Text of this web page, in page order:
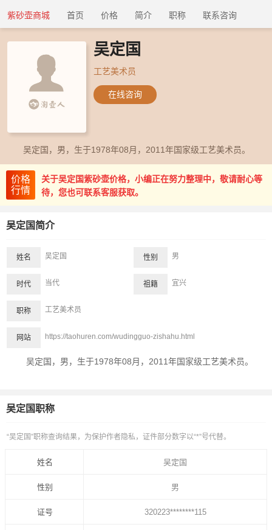
紫砂壶商城 首页 价格 简介 职称 联系咨询
吴定国
工艺美术员
在线咨询
吴定国，男，生于1978年08月，2011年国家级工艺美术员。
价格
行情
关于吴定国紫砂壶价格，小编正在努力整理中，敬请耐心等
待，您也可联系客服获取。
吴定国简介
姓名 吴定国 性别 男
时代 当代 祖籍 宜兴
职称 工艺美术员
网站 https://taohuren.com/wudingguo-zishahu.html
吴定国，男，生于1978年08月，2011年国家级工艺美术员。
吴定国职称
“吴定国”职称查询结果，为保护作者隐私，证件部分数字以“*”号代替。
姓名
性别
证号
吴定国
男
320223********115